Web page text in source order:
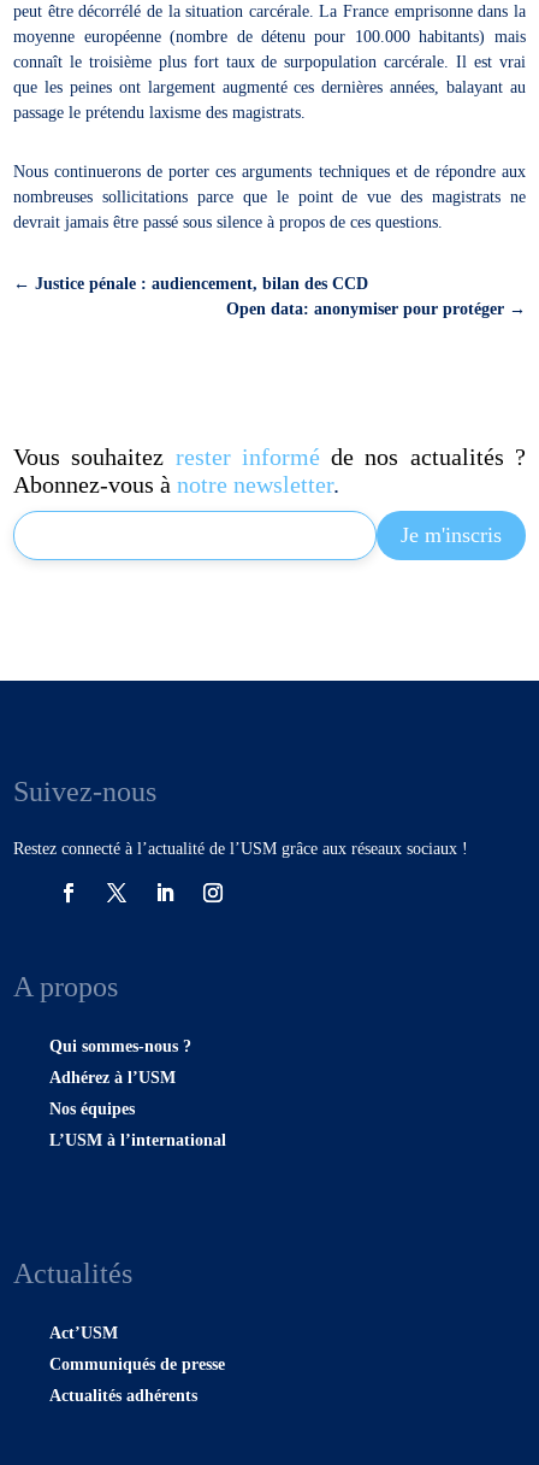
peut être décorrélé de la situation carcérale. La France emprisonne dans la
moyenne européenne (nombre de détenu pour 100.000 habitants) mais
connaît le troisième plus fort taux de surpopulation carcérale. Il est vrai
que les peines ont largement augmenté ces dernières années, balayant au
passage le prétendu laxisme des magistrats.
Nous continuerons de porter ces arguments techniques et de répondre aux
nombreuses sollicitations parce que le point de vue des magistrats ne
devrait jamais être passé sous silence à propos de ces questions.
←Justice pénale : audiencement, bilan des CCD
Open data: anonymiser pour protéger→
Vous souhaitez rester informéde nos actualités ?
Abonnez-vous ànotre newsletter.
Suivez-nous
Restez connecté à l’actualité de l’USM grâce aux réseaux sociaux !
A propos
Qui sommes-nous ?
Adhérez à l’USM
Nos équipes
L’USM à l’international
Actualités
Act’USM
Communiqués de presse
Actualités adhérents